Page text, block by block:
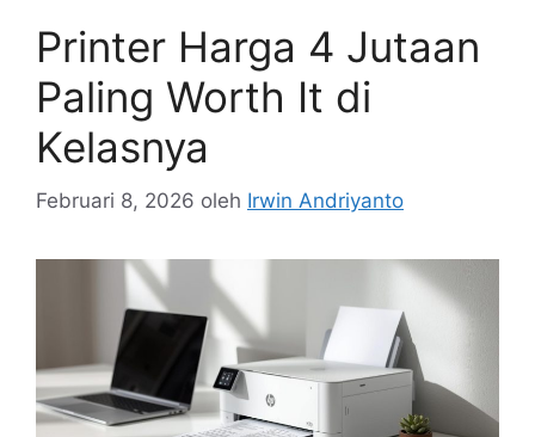
Printer Harga 4 Jutaan
Paling Worth It di
Kelasnya
Februari 8, 2026 oleh Irwin Andriyanto